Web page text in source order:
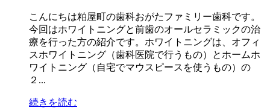
こんにちは粕屋町の歯科おがたファミリー歯科です。
今回はホワイトニングと前歯のオールセラミックの治
療を行った方の紹介です。ホワイトニングは、オフィ
スホワイトニング（歯科医院で行うもの）とホームホ
ワイトニング（自宅でマウスピースを使うもの）の
２...
続きを読む